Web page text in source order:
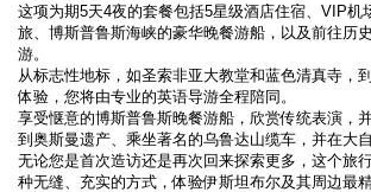
这项为期5天4夜的套餐包括5星级酒店住宿、VIP机
旅、博斯普鲁斯海峡的豪华晚餐游船，以及前往历
游。
从标志性地标，如圣索非亚大教堂和蓝色清真寺，
体验，您将由专业的英语导游全程陪同。
享受惬意的博斯普鲁斯晚餐游船，欣赏传统表演，
到奥斯曼遗产、乘坐著名的乌鲁达山缆车，并在大自
无论您是首次造访还是再次回来探索更多，这个旅
种无缝、充实的方式，体验伊斯坦布尔及其周边最精